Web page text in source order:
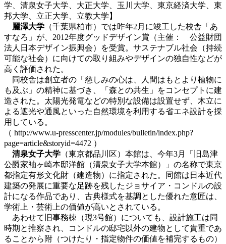
学、清泉女子大学、大正大学、玉川大学、東京経済大学、東
邦大学、立正大学、立教大学】
麗澤大学 （千葉県柏市）では昨年2月に竣工した校舎「あ
すなろ」が、2012年度グッドデザイン賞（主催： 公益財団
法人日本デザイン振興会）を受賞。サステナブル社会（持続
可能な社会）に向けての取り組みやデザインの独自性などが
高く評価された。
同校舎は創立者の「慈しみの心は、人間はもとより植物に
も及ぶ」の精神に基づき、「森との共生」をコンセプトに建
造された。太陽光発電などの特別な設備は設置せず、木立に
よる遮光や通風といった自然環境を利用する省エネ設計を採
用している。
（ http://www.u-presscenter.jp/modules/bulletin/index.php?
page=article&storyid=4472 ）
清泉女子大学 （東京都品川区）本館は、今年3月「旧島津
公爵家袖ヶ崎本邸洋館（清泉女子大学本館）」の名称で東京
都指定有形文化財（建造物）に指定された。同館は日本近代
建築の発展に重要な足跡を残したジョサイア・コンドルの設
計になる作品であり、古典様式を基調とした優れた意匠は、
学術上・芸術上の価値が高いとされている。
あわせて旧事務棟（現3号館）についても、設計施工は同
時期と推察され、コンドルの邸宅以外の建物として貴重であ
ることから附（つけたり・指定物件の価値を補完するもの）